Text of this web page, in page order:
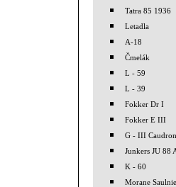
Tatra 85 1936
Letadla
A-18
Čmelák
L - 59
L - 39
Fokker Dr I
Fokker E III
G - III
Junkers JU 88
K - 60
Morane